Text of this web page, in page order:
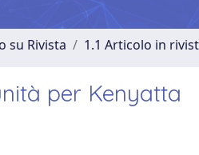
su Rivista 1.1 Articolo in
per Kenyatta